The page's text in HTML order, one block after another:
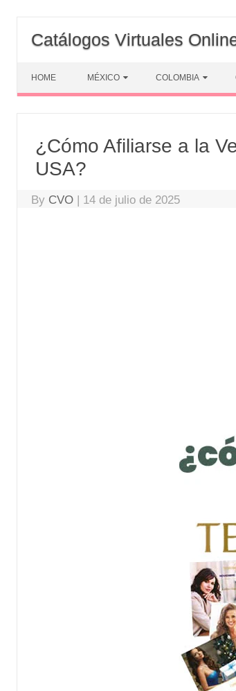
content
Catálogos Virtuales
HOME MÉXICO COLOMBIA
¿Cómo Afiliarse a la
USA?
By CVO | 14 de julio de 2025